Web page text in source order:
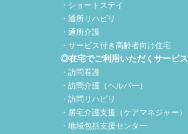
・ショートステイ
・通所リハビリ
・通所介護
・サービス付き高齢者向け住宅
◎在宅でご利用いただくサービス
・訪問看護
・訪問介護（ヘルパー）
・訪問リハビリ
・居宅介護支援（ケアマネジャー）
・地域包括支援センター